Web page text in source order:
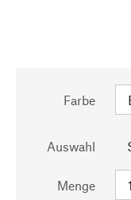
Farbe
Auswahl
Menge